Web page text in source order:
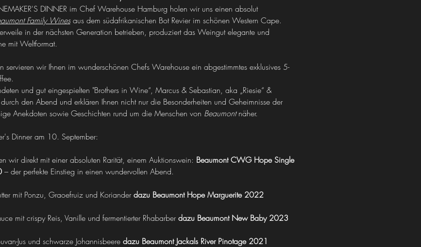
DINNER im Chef Warehouse Hamburg holen wir uns einen absolut
Family Wines aus dem südafrikanischen Bot Revier im schönen Western Cape.
in der nächsten Generation betrieben, produziert das Weingut elegante und
mit Weltformat.
wir Ihnen im wunderschönen Chefs Warehouse ein abgestimmtes exklusives 5-
und gut eingespielten "Brothers in Wine“, Marcus & Sebastian, aka „Riesie“ &
den Abend und erklären Ihnen nicht nur die Besonderheiten und Geheimnisse der
Anekdoten sowie Geschichten rund um die Menschen von Beaumont näher.
Dinner am 10. September:
wir direkt mit einer absoluten Rarität, einem Auktionswein: Beaumont CWG Hope Single
– der perfekte Einstieg in einen wundervollen Abend.
mit Ponzu, Graoefruiz und Koriander dazu Beaumont Hope Marguerite 2022
mit crispy Reis, Vanille und fermentierter Rhabarber dazu Beaumont New Baby 2023
Jus und schwarze Johannisbeere dazu Beaumont Jackals River Pinotage 2021